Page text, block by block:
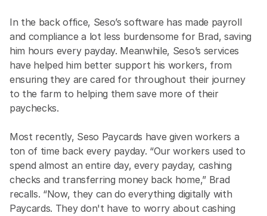
In the back office, Seso’s software has made payroll
and compliance a lot less burdensome for Brad, saving
him hours every payday. Meanwhile, Seso’s services
have helped him better support his workers, from
ensuring they are cared for throughout their journey
to the farm to helping them save more of their
paychecks.
Most recently, Seso Paycards have given workers a
ton of time back every payday. “Our workers used to
spend almost an entire day, every payday, cashing
checks and transferring money back home,” Brad
recalls. “Now, they can do everything digitally with
Paycards. They don't have to worry about cashing